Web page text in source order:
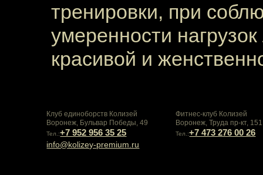
тренировки, при
умеренности
красивой и
Клуб единоборств Колизей
Воронеж, Бульвар Победы, 49
Тел.:+7 952 956 35 25
Фитнес-клуб Колизей
Воронеж, Труда пр-кт, 151
Тел.:+7 473 276 00 26
info@kolizey-premium.ru